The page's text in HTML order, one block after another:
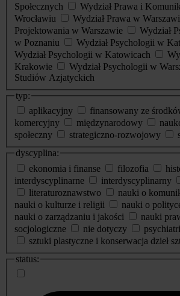
Społecznych
Wydział Prawa i
Wrocławiu
Wydział Prawa w
Projektowania w Warszawie
Wydział
w Poznaniu
Wydział Psychologii w
Wydział Psychologii w Katowicach
Krakowie
Wydział Psychologii w
Studiów Azjatyckich
typ:
aplikacyjny
finansowany ze
komercyjny
międzynarodowy
społeczny
strategiczno-rozwojowy
dyscyplina:
ekonomia i finanse
filozofia
interdyscyplinarne
interdyscyplinarny
literaturoznawstwo
nauki o
nauki o kulturze i religii
nauki o
nauki o zarządzaniu i jakości
nauki
socjologiczne
nie dotyczy
sztuki plastyczne i konserwacja dzieł
status: